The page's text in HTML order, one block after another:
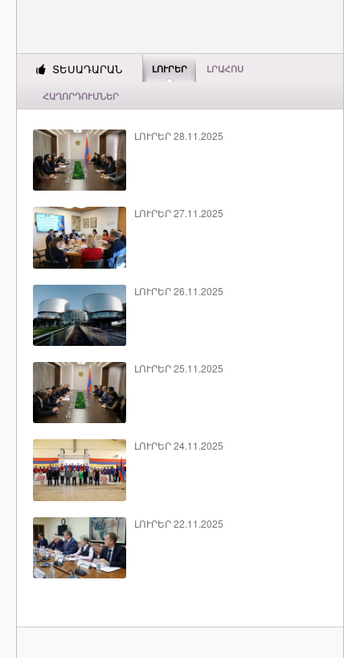
ՏԵՍԱԴԱՐԱՆ ԼՈՒՐԵՐ ԼՐԱՀՈՍ
ՀԱՂՈՐԴՈՒՄՆԵՐ
ԼՈՒՐԵՐ 28.11.2025
ԼՈՒՐԵՐ 27.11.2025
ԼՈՒՐԵՐ 26.11.2025
ԼՈՒՐԵՐ 25.11.2025
ԼՈՒՐԵՐ 24.11.2025
ԼՈՒՐԵՐ 22.11.2025